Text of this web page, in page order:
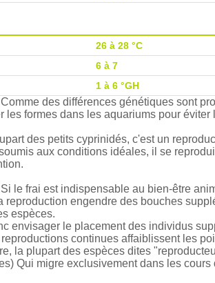
26 à 28 °C
6 à 7
1 à 6 °GH
Comme des différences génétiques sont
les formes dans les aquariums pour éviter
des petits cyprinidés, c'est un
aux conditions idéales, il se
Si le frai est indispensable au bien-être
reproduction engendre des bouches
espèces.
envisager le placement des individus
continues affaiblissent les
la plupart des espèces dites
Qui migre exclusivement dans les cours